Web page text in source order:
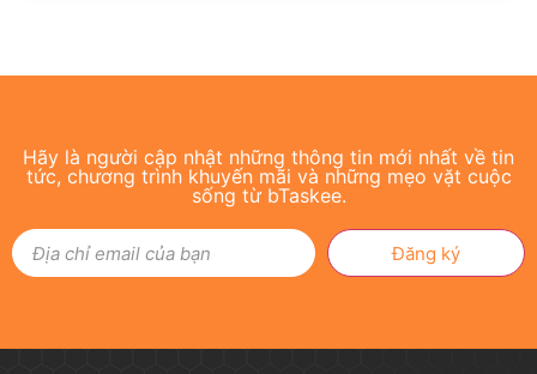
Hãy là người cập nhật những thông tin mới nhất về tin
tức, chương trình khuyến mãi và những mẹo vặt cuộc
sống từ bTaskee.
Đăng ký